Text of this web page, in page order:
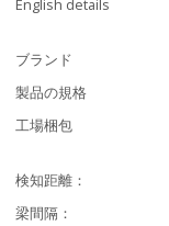
English details
ブランド
製品の規格
工場梱包
検知距離：
梁間隔：